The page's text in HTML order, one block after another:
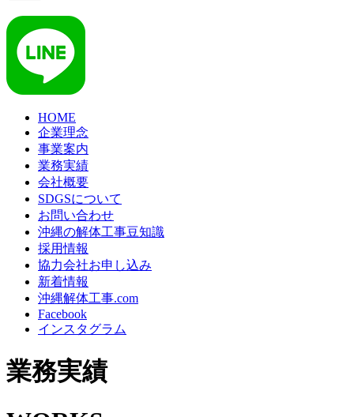
HOME
企業理念
事業案内
業務実績
会社概要
SDGSについて
お問い合わせ
沖縄の解体工事豆知識
採用情報
協力会社お申し込み
新着情報
沖縄解体工事.com
Facebook
インスタグラム
業務実績